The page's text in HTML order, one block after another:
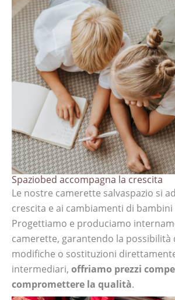
Spaziobed accompagna la crescita
Le nostre camerette salvaspazio si
crescita e ai cambiamenti di bambini
Progettiamo e produciamo
camerette, garantendo la possibilità
modifiche o sostituzioni
intermediari, offriamo prezzi
compromettere la qualità.